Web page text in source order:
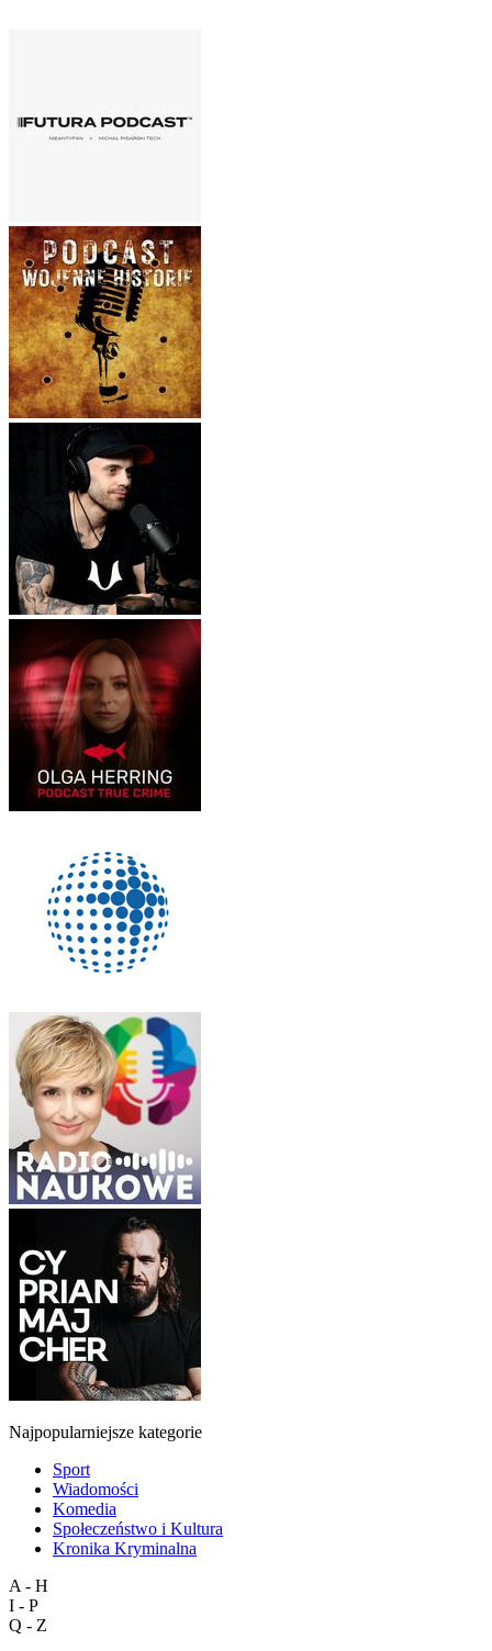
Najpopularniejsze kategorie
Sport
Wiadomości
Komedia
Społeczeństwo i Kultura
Kronika Kryminalna
A - H
I - P
Q - Z